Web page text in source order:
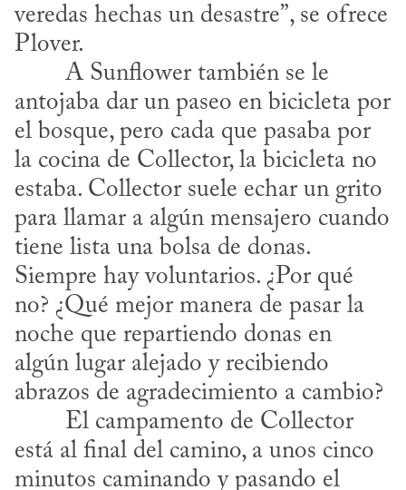
veredas hechas un desastre”, se ofrece
Plover.
antojaba dar un paseo en bicicleta por
el bosque, pero cada que pasaba por
la cocina de Collector, la bicicleta no
estaba. Collector suele echar un grito
para llamar a algún mensajero cuando
tiene lista una bolsa de donas.
Siempre hay voluntarios. ¿Por qué
no? ¿Qué mejor manera de pasar la
noche que repartiendo donas en
algún lugar alejado y recibiendo
abrazos de agradecimiento a cambio?
está al final del camino, a unos cinco
minutos caminando y pasando el